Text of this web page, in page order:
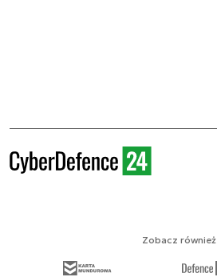
Zobacz również